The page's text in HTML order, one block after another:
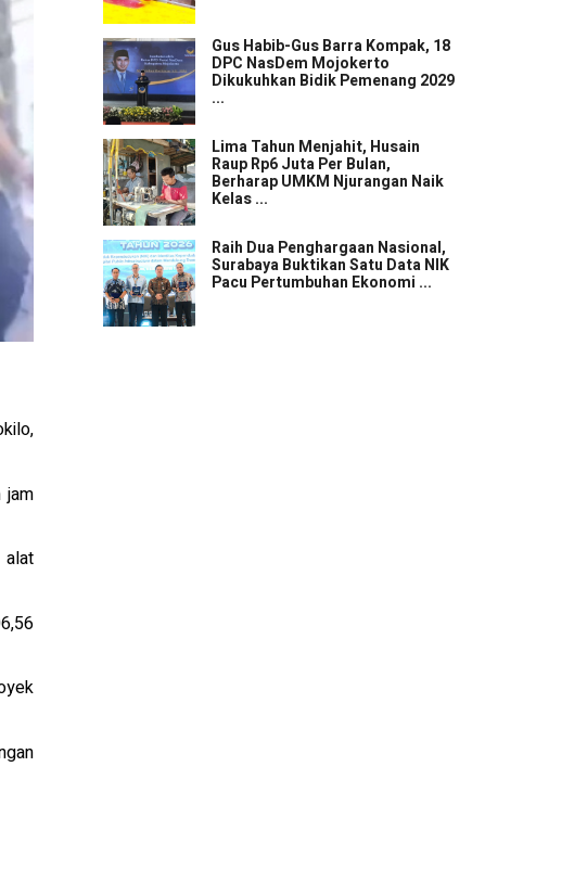
jam
alat
Gus Habib-Gus Barra Kompak, 18
DPC NasDem Mojokerto
Dikukuhkan Bidik Pemenang 2029
...
Lima Tahun Menjahit, Husain
Raup Rp6 Juta Per Bulan,
Berharap UMKM Njurangan Naik
Kelas ...
Raih Dua Penghargaan Nasional,
Surabaya Buktikan Satu Data NIK
Pacu Pertumbuhan Ekonomi ...